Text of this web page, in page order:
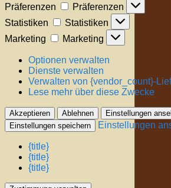
Präferenzen
Präferenzen
Statistiken
Statistiken
Marketing
Marketing
Optionen verwalten
Dienste verwalten
Verwalten von {vendor_count}-
Lese mehr über diese Zwecke
Akzeptieren Ablehnen
Einstellungen
Einstellungen speichern
Einstellungen
{title}
{title}
{title}